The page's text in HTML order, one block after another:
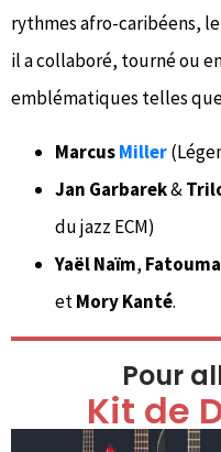
rythmes afro-caribéens,
il a collaboré, tourné ou
emblématiques telles
MarcusMiller
Jan Garbarek&
du jazz ECM)
Yaël Naïm,
etMory Kanté.
Pour
Kit de